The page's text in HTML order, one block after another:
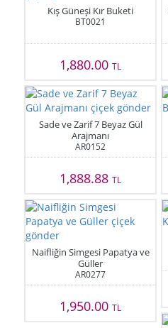
Kış Güneşi Kır Buketi
BT0021
1,880.00TL
Sade ve Zarif 7 Beyaz Gül
Arajmanı
AR0152
1,888.88TL
Naifliğin Simgesi Papatya ve
Güller
AR0277
1,950.00TL